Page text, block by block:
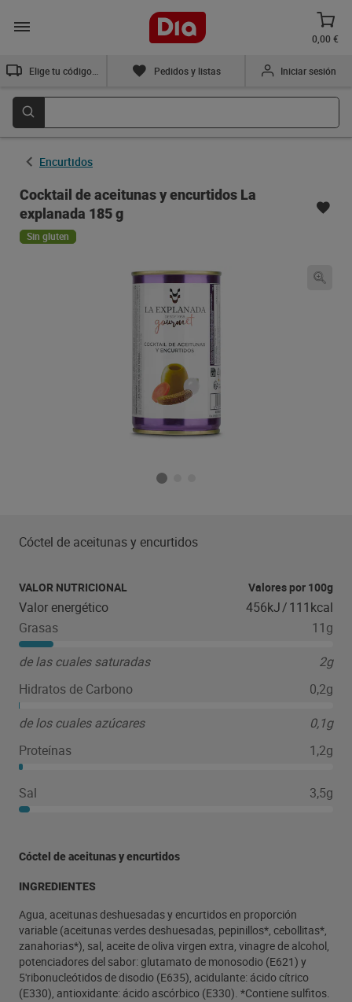
0,00 €
Pedidos y listas Iniciar sesión
Encurtidos
Cocktail de aceitunas y encurtidos La
explanada 185 g
Sin gluten
Cóctel de aceitunas y encurtidos
VALOR NUTRICIONAL Valores por 100g
Valor energético 456kJ/111kcal
Grasas
11g
de las cuales saturadas
2g
Hidratos de Carbono
0,2g
de los cuales azúcares
0,1g
Proteínas
1,2g
Sal 3,5g
Cóctel de aceitunas y encurtidos
INGREDIENTES
Agua, aceitunas deshuesadas y encurtidos en proporción
variable (aceitunas verdes deshuesadas, pepinillos*, cebollitas*,
zanahorias*), sal, aceite de oliva virgen extra, vinagre de alcohol,
potenciadores del sabor: glutamato de monosodio (E621) y
5'ribonucleótidos de disodio (E635), acidulante: ácido cítrico
(E330), antioxidante: ácido ascórbico (E330). *Contiene sulfitos.